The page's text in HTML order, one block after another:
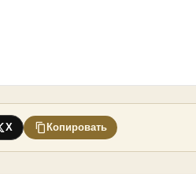
X Копировать